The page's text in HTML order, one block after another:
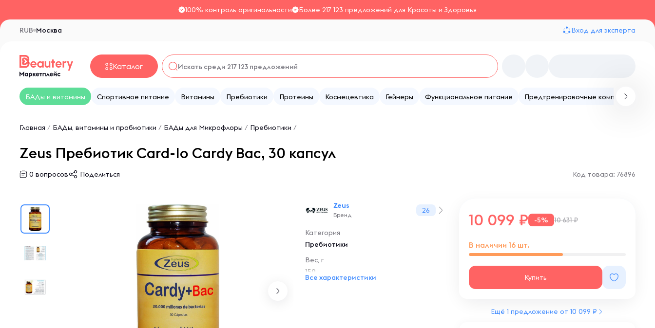
100% контроль оригинальности Более 217 123 предложений для Красоты и Здоровья
Москва
RUB Вход для эксперта
Каталог
БАДы и витамины Спортивное питание Витамины Пребиотики Протеины Космецевтика Гейнеры Функциональное питание Предтренировочные комплексы
Главная / БАДы, витамины и пробиотики / БАДы для Микрофлоры / Пребиотики /
Zeus Пребиотик Card-Io Cardy Bac, 30 капсул
0 вопросов Поделиться Код товара: 76896
Zeus
Бренд
26
Категория
Пребиотики
Вес, г
150
Все характеристики
10 099 -5% 10 631 ₽
В наличии 16шт.
Купить
Ещё 1 предложение от 10 099 ₽